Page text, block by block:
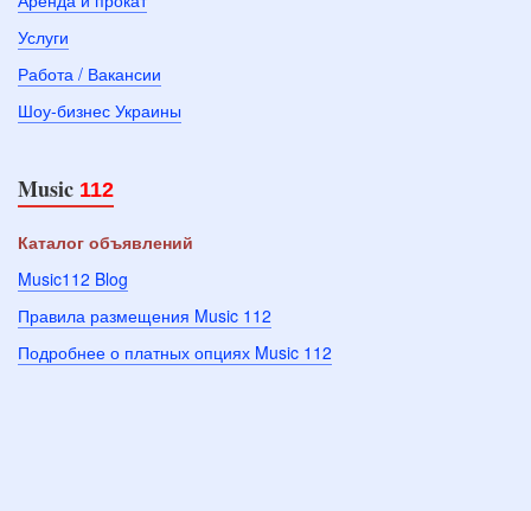
Услуги
Работа / Вакансии
Шоу-бизнес Украины
Music 112
Каталог объявлений
Music112 Blog
Правила размещения Music 112
Подробнее о платных опциях Music 112